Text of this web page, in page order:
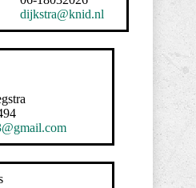
dijkstra@knid.nl